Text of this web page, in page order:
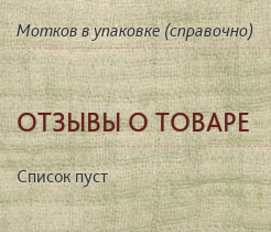
Мотков в упаковке (справочно)
ОТЗЫВЫ О ТОВАРЕ
Список пуст